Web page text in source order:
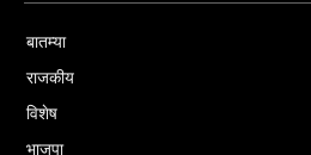
बातम्या
राजकीय
विशेष
भाजपा